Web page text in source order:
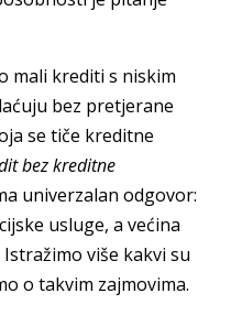
mali krediti s niskim
bez pretjerane
se tiče kreditne
bez kreditne
univerzalan odgovor:
usluge, a većina
više kakvi su
o takvim zajmovima.